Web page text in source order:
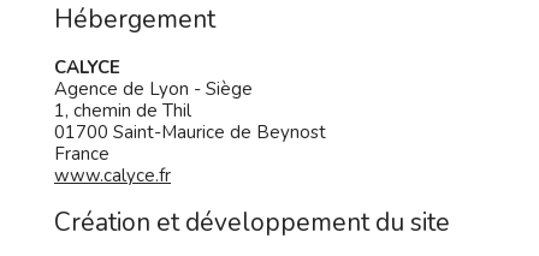
Hébergement
CALYCE
Agence de Lyon - Siège
1, chemin de Thil
01700 Saint-Maurice de Beynost
France
www.calyce.fr
Création et développement du site